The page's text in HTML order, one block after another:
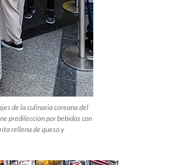
de la culinaria coreana del
predilección por bebidas con
rellena de queso y